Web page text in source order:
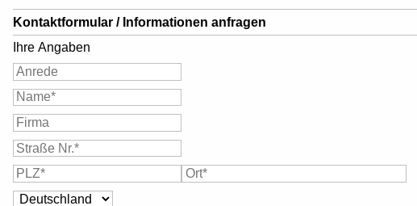
Kontaktformular / Informationen anfragen
Ihre Angaben